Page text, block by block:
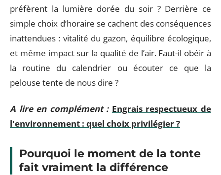
préfèrent la lumière dorée du soir ? Derrière ce
simple choix d’horaire se cachent des conséquences
inattendues : vitalité du gazon, équilibre écologique,
et même impact sur la qualité de l’air. Faut-il obéir à
la routine du calendrier ou écouter ce que la
pelouse tente de nous dire ?
A lire en complément : Engrais respectueux de
l'environnement : quel choix privilégier ?
Pourquoi le moment de la tonte
fait vraiment la différence